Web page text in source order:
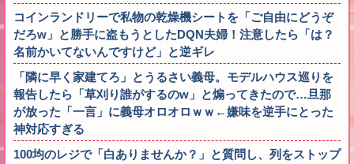
コインランドリーで私物の乾燥機シートを「ご自由にどうぞ
だろw」と勝手に盗もうとしたDQN夫婦！注意したら「は？
名前かいてないんですけど」と逆ギレ
「隣に早く家建てろ」とうるさい義母。モデルハウス巡りを
報告したら「草刈り誰がするのw」と煽ってきたので…旦那
が放った「一言」に義母オロオロｗｗ←嫌味を逆手にとった
神対応すぎる
100均のレジで「白ありませんか？」と質問し、列をストップ